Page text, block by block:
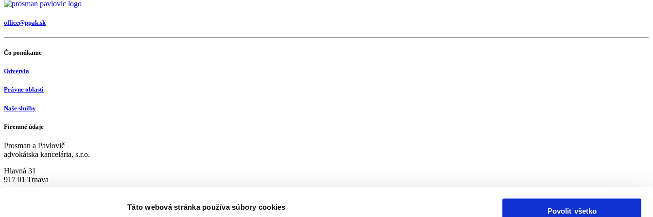
Táto webová stránka používa súbory cookies Povoliť všetko
office@ppak.sk
Čo ponúkame
Odvetvia
Právne oblasti
Naše služby
Firemné údaje
Prosman a Pavlovič
advokátska kancelária, s.r.o.
Hlavná 31
917 01 Trnava